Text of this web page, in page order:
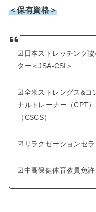
＜保有資格＞
☑︎日本ストレッチング協
ター＜JSA-CSI＞
☑︎全米ストレングス&コ
ナルトレーナー（CPT
（CSCS）
☑︎リラクゼーションセ
☑︎中高保健体育教員免許